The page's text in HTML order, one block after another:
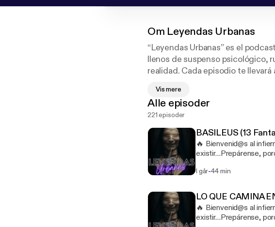
Om Leyendas Urbanas
“Leyendas Urbanas” es el
llenos de suspenso psicológico,
realidad. Cada episodio te
Aquí, las leyendas no son solo
lo que acecha en la oscuridad?
Vis mere
Alle episoder
221 episoder
BASILEUS (13
🔥 Bienvenid@s al
existir…Prepárense,
donde los episodios se
ontent=copyLink
ontent=copyLink]
I går-44 min
LO QUE CAMINA
🔥 Bienvenid@s al
existir…Prepárense,